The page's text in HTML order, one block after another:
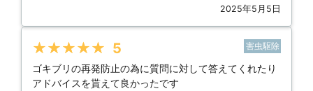
2025年5月5日
★★★★★ 5 害虫駆除
ゴキブリの再発防止の為に質問に対して答えてくれたり
アドバイスを貰えて良かったです